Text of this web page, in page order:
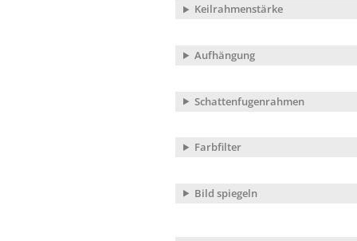
Keilrahmenstärke
Aufhängung
Schattenfugenrahmen
Farbfilter
Bild spiegeln